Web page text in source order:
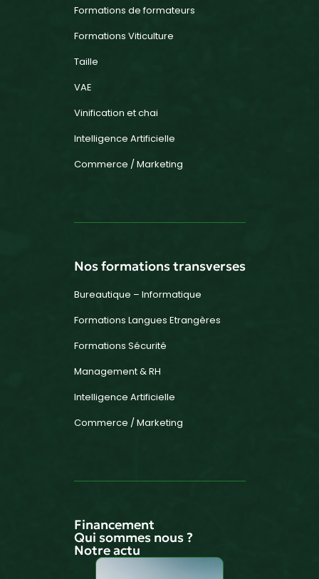
Formations de formateurs
Formations Viticulture
Taille
VAE
Vinification et chai
Intelligence Artificielle
Commerce / Marketing
Nos formations transverses
Bureautique – Informatique
Formations Langues Etrangères
Formations Sécurité
Management & RH
Intelligence Artificielle
Commerce / Marketing
Financement
Qui sommes nous ?
Notre actu